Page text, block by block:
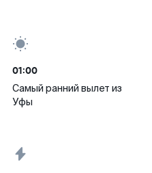
01:00
Самый ранний вылет из
Уфы